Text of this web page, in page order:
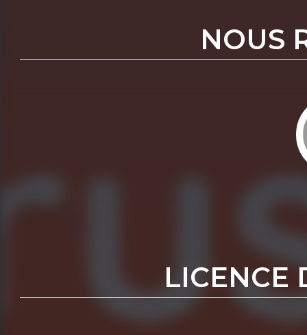
NOUS
LICENCE